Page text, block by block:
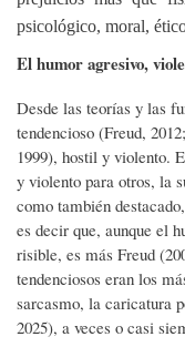
psicológico, moral,
El humor agresivo,
Desde las teorías y las
tendencioso (Freud,
1999), hostil y violento.
y violento para otros, la
como también
es decir que, aunque el
risible, es más Freud
tendenciosos eran los
sarcasmo, la caricatura
2025), a veces o casi